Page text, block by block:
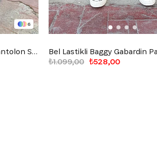
6
Bel Lastikli Baggy Gabardin Pantolon Siyah
₺528,00
₺1.099,00